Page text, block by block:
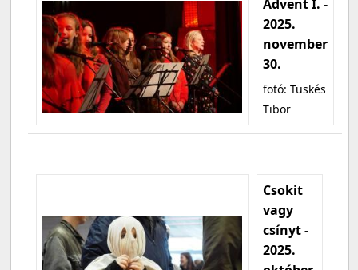
Advent I. -
2025.
november
30.
fotó: Tüskés
Tibor
Csokit
vagy
csínyt -
2025.